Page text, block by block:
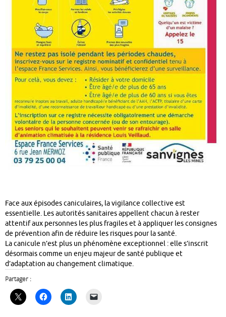
Face aux épisodes caniculaires, la vigilance collective est
essentielle. Les autorités sanitaires appellent chacun à rester
attentif aux personnes les plus fragiles et à appliquer les consignes
de prévention afin de réduire les risques pour la santé.
La canicule n’est plus un phénomène exceptionnel : elle s’inscrit
désormais comme un enjeu majeur de santé publique et
d’adaptation au changement climatique.
Partager :